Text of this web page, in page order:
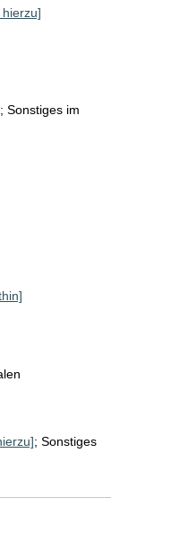
hierzu]
; Sonstiges im
; Sonstiges